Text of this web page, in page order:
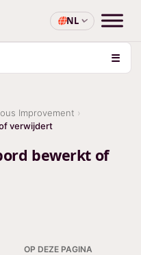
NL
☰
Improvement
verwijdert
bewerkt of
OP DEZE PAGINA